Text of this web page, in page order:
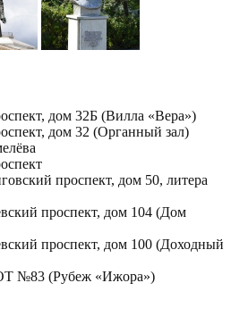
дом 32Б (Вилла «Вера»)
дом 32 (Органный зал)
проспект, дом 50, литера
проспект, дом 104 (Дом
проспект, дом 100 (Доходный
№83 (Рубеж «Ижора»)